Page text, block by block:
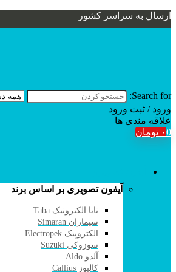
ارسال به سراسر کشور
Search for:
ورود / ثبت ورود
علاقه مندی ها
0۰ تومان
آیفون تصویری بر اساس برند
تابا الکترونیک Taba
سیماران Simaran
الکتروپیک Electropek
سوزوکی Suzuki
آلدو Aldo
کالیوز Callius